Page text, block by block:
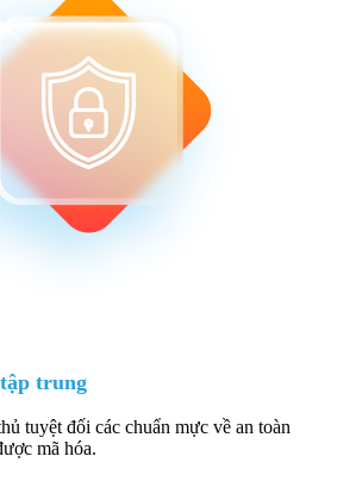
trung
tuyệt đối các chuẩn mực về an toàn
mã hóa.